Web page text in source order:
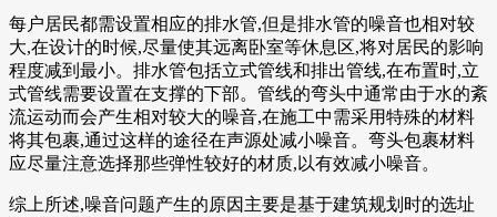
每户居民都需设置相应的排水管,但是排水管的噪音也相对较
大,在设计的时候,尽量使其远离卧室等休息区,将对居民的影响
程度减到最小。排水管包括立式管线和排出管线,在布置时,立
式管线需要设置在支撑的下部。管线的弯头中通常由于水的紊
流运动而会产生相对较大的噪音,在施工中需采用特殊的材料
将其包裹,通过这样的途径在声源处减小噪音。弯头包裹材料
应尽量注意选择那些弹性较好的材质,以有效减小噪音。
综上所述,噪音问题产生的原因主要是基于建筑规划时的选址